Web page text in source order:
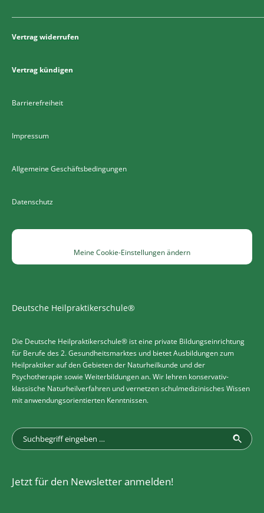
Vertrag widerrufen
Vertrag kündigen
Barrierefreiheit
Impressum
Allgemeine Geschäftsbedingungen
Datenschutz
Meine Cookie-Einstellungen ändern
Deutsche Heilpraktikerschule®
Die Deutsche Heilpraktikerschule® ist eine private Bildungseinrichtung
für Berufe des 2. Gesundheitsmarktes und bietet Ausbildungen zum
Heilpraktiker auf den Gebieten der Naturheilkunde und der
Psychotherapie sowie Weiterbildungen an. Wir lehren konservativ-
klassische Naturheilverfahren und vernetzen schulmedizinisches Wissen
mit anwendungsorientierten Kenntnissen.
Jetzt für den Newsletter anmelden!